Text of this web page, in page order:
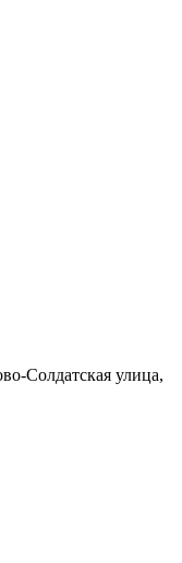
Солдатская улица,